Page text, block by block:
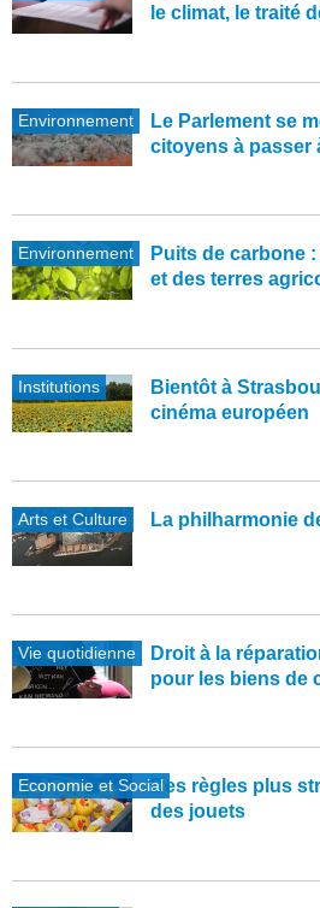
le climat, le traité
Environnement
Le Parlement se
citoyens à passer
Environnement
Puits de carbone
et des terres
Institutions
Bientôt à
cinéma européen
Arts et Culture La philharmonie
Vie quotidienne
Droit à la
pour les biens de
Economie et SocialDes règles plus
des jouets